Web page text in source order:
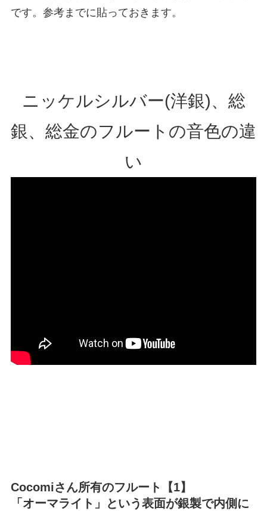
です。参考までに貼っておきます。
ニッケルシルバー(洋銀)、総
銀、総金のフルートの音色の違
い
Cocomiさん所有のフルート【1】
「オーマライト」という表面が銀製で内側に